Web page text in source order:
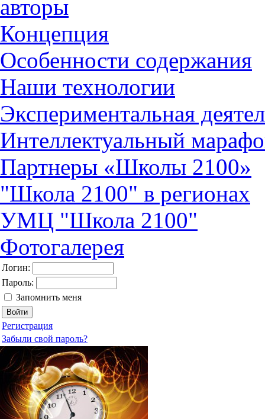
авторы
Концепция
Особенности содержания
Наши технологии
Экспериментальная
Интеллектуальный
Партнеры «Школы 2100»
"Школа 2100" в регионах
УМЦ "Школа 2100"
Фотогалерея
Логин:
Пароль:
Запомнить меня
Регистрация
Забыли свой пароль?